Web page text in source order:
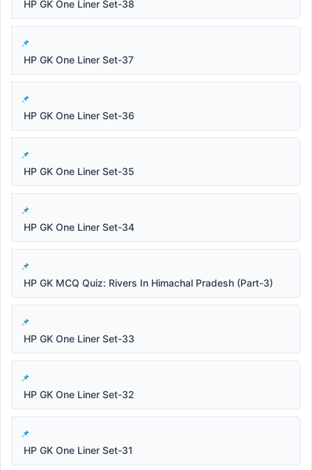
HP GK One Liner Set-38
HP GK One Liner Set-37
HP GK One Liner Set-36
HP GK One Liner Set-35
HP GK One Liner Set-34
HP GK MCQ Quiz: Rivers In Himachal Pradesh (Part-3)
HP GK One Liner Set-33
HP GK One Liner Set-32
HP GK One Liner Set-31